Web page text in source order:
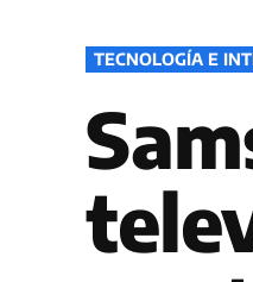
PUBLICADO
EN
TECNOLOGÍA E